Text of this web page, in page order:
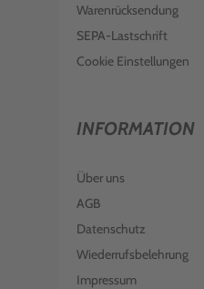
Warenrücksendung
SEPA-Lastschrift
Cookie Einstellungen
INFORMATION
Über uns
AGB
Datenschutz
Wiederrufsbelehrung
Impressum